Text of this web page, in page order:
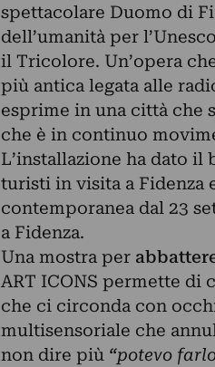
spettacolare Duomo di
dell’umanità per
il Tricolore. Un’opera
più antica legata alle
esprime in una città che
che è in continuo
L’installazione ha dato
turisti in visita a Fidenza
contemporanea dal 23
a Fidenza.
Una mostra per
ART ICONS permette di
che ci circonda con
multisensoriale che
non dire più “potevo